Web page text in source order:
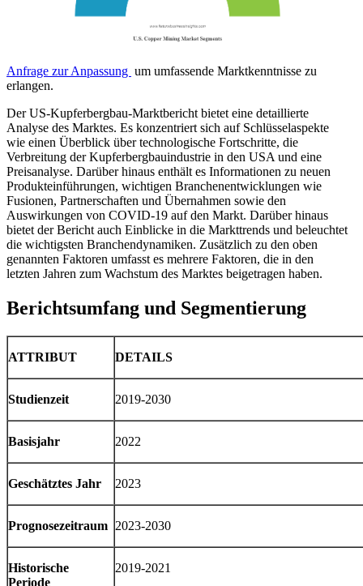
Anfrage zur Anpassung um umfassende Marktkenntnisse zu
erlangen.
Der US-Kupferbergbau-Marktbericht bietet eine detaillierte
Analyse des Marktes. Es konzentriert sich auf Schlüsselaspekte
wie einen Überblick über technologische Fortschritte, die
Verbreitung der Kupferbergbauindustrie in den USA und eine
Preisanalyse. Darüber hinaus enthält es Informationen zu neuen
Produkteinführungen, wichtigen Branchenentwicklungen wie
Fusionen, Partnerschaften und Übernahmen sowie den
Auswirkungen von COVID-19 auf den Markt. Darüber hinaus
bietet der Bericht auch Einblicke in die Markttrends und beleuchtet
die wichtigsten Branchendynamiken. Zusätzlich zu den oben
genannten Faktoren umfasst es mehrere Faktoren, die in den
letzten Jahren zum Wachstum des Marktes beigetragen haben.
Berichtsumfang und Segmentierung
ATTRIBUT DETAILS
Studienzeit 2019-2030
Basisjahr 2022
Geschätztes Jahr 2023
Prognosezeitraum 2023-2030
Historische
Periode
2019-2021